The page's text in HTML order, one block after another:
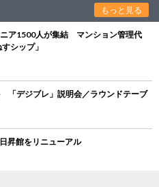
もっと見る
ニア1500人が集結 マンション管理代
シップ」
デジブレ」説明会／ラウンドテーブ
昇館をリニューアル